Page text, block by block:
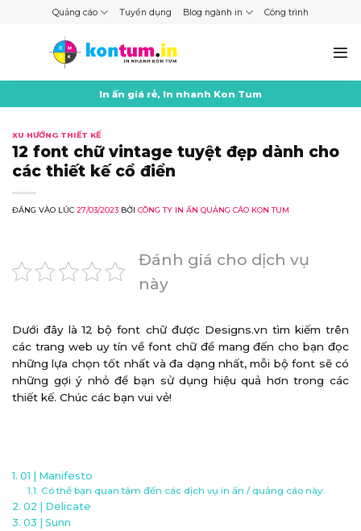
Quảng cáo Tuyển dụng Blog ngành in Công trình
In ấn giá rẻ, In nhanh Kon Tum
XU HƯỚNG THIẾT KẾ
12 font chữ vintage tuyệt đẹp dành cho
các thiết kế cổ điển
ĐĂNG VÀO LÚC 27/03/2023 BỞI CÔNG TY IN ẤN QUẢNG CÁO KON TUM
Đánh giá cho dịch vụ
này
Dưới đây là 12 bộ font chữ được Designs.vn tìm kiếm trên
các trang web uy tín về font chữ để mang đến cho bạn đọc
những lựa chọn tốt nhất và đa dạng nhất, mỗi bộ font sẽ có
những gợi ý nhỏ để bạn sử dụng hiệu quả hơn trong các
thiết kế. Chúc các bạn vui vẻ!
01 | Manifesto
Có thể bạn quan tâm đến các dịch vụ in ấn / quảng cáo này:
02 | Delicate
03 | Sunn